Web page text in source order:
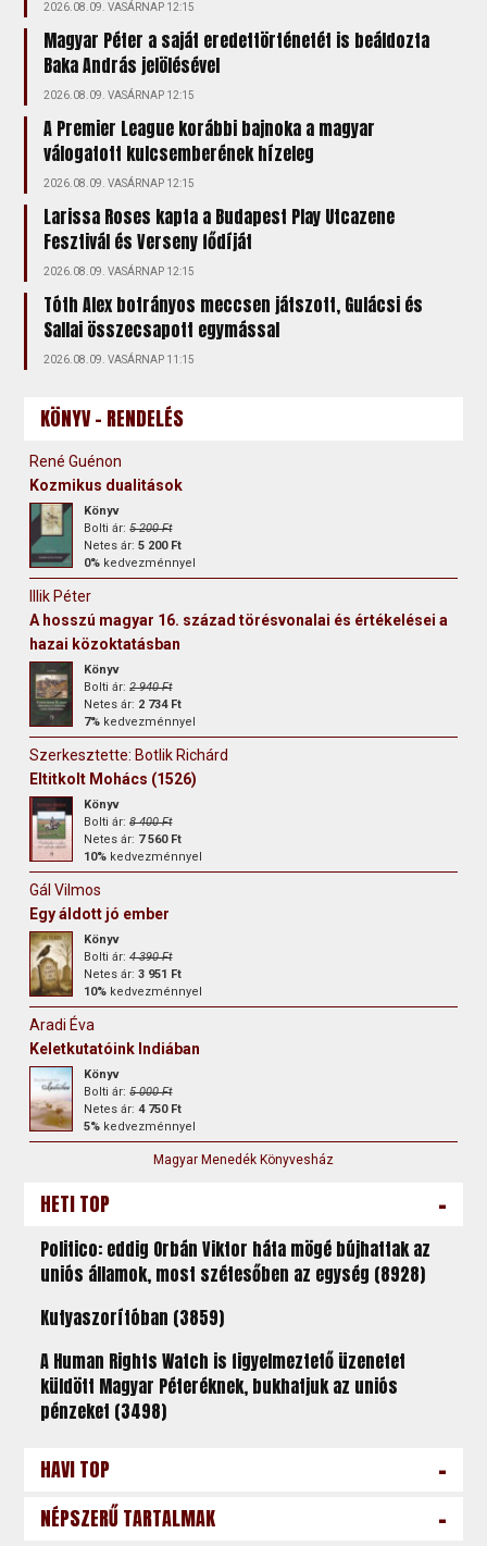
2026.08.09. VASÁRNAP 12:15
Magyar Péter a saját eredettörténetét is beáldozta
Baka András jelölésével
2026.08.09. VASÁRNAP 12:15
A Premier League korábbi bajnoka a magyar
válogatott kulcsemberének hízeleg
2026.08.09. VASÁRNAP 12:15
Larissa Roses kapta a Budapest Play Utcazene
Fesztivál és Verseny fődíját
2026.08.09. VASÁRNAP 12:15
Tóth Alex botrányos meccsen játszott, Gulácsi és
Sallai összecsapott egymással
2026.08.09. VASÁRNAP 11:15
KÖNYV - RENDELÉS
René Guénon
Kozmikus dualitások
Könyv
Bolti ár:5 200 Ft
Netes ár:5 200 Ft
0% kedvezménnyel
Illik Péter
A hosszú magyar 16. század törésvonalai és értékelései a
hazai közoktatásban
Könyv
Bolti ár:2 940 Ft
Netes ár: 2 734 Ft
7% kedvezménnyel
Szerkesztette: Botlik Richárd
Eltitkolt Mohács (1526)
Könyv
Bolti ár:8 400 Ft
Netes ár: 7 560 Ft
10% kedvezménnyel
Gál Vilmos
Egy áldott jó ember
Könyv
Bolti ár:4 390 Ft
Netes ár:3 951 Ft
10% kedvezménnyel
Aradi Éva
Keletkutatóink Indiában
Könyv
Bolti ár:5 000 Ft
Netes ár:4 750 Ft
5% kedvezménnyel
Magyar Menedék Könyvesház
HETI TOP -
Politico: eddig Orbán Viktor háta mögé bújhattak az
uniós államok, most szétesőben az egység (8928)
Kutyaszorítóban (3859)
A Human Rights Watch is figyelmeztető üzenetet
küldött Magyar Péteréknek, bukhatjuk az uniós
pénzeket (3498)
HAVI TOP -
NÉPSZERŰ TARTALMAK -